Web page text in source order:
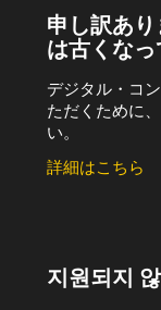
申し訳あ
は古くな
デジタル・コ
ただくために
い。
詳細はこちら
지원되지